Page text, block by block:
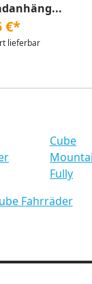
€*
lieferbar
Cube
Fully
Fahrräder